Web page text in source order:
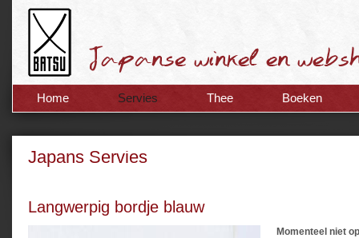
Home Servies Thee Boeken
Japans Servies
Langwerpig bordje blauw
Momenteel niet